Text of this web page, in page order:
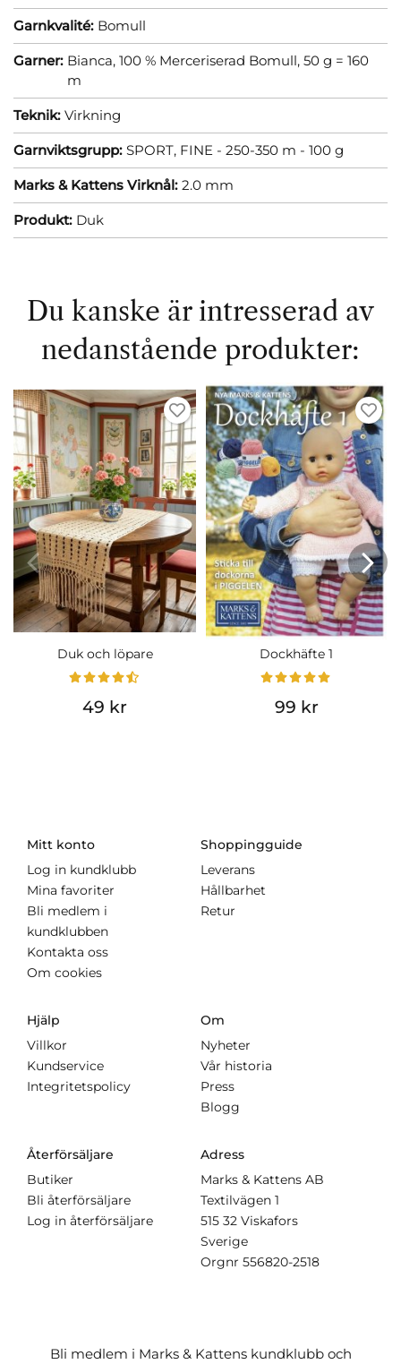
Garnkvalité: Bomull
Garner: Bianca, 100 % Merceriserad Bomull, 50 g = 160
m
Teknik: Virkning
Garnviktsgrupp: SPORT, FINE - 250-350 m - 100 g
Marks & Kattens Virknål: 2.0 mm
Produkt: Duk
Du kanske är intresserad av
nedanstående produkter:
Duk och löpare
49 kr
Dockhäfte 1
99 kr
Mitt konto
Log in kundklubb
Mina favoriter
Bli medlem i
kundklubben
Kontakta oss
Om cookies
Shoppingguide
Leverans
Hållbarhet
Retur
Hjälp
Villkor
Kundservice
Integritetspolicy
Om
Nyheter
Vår historia
Press
Blogg
Återförsäljare
Butiker
Bli återförsäljare
Log in återförsäljare
Adress
Marks & Kattens AB
Textilvägen 1
515 32 Viskafors
Sverige
Orgnr 556820-2518
Bli medlem i Marks & Kattens kundklubb och